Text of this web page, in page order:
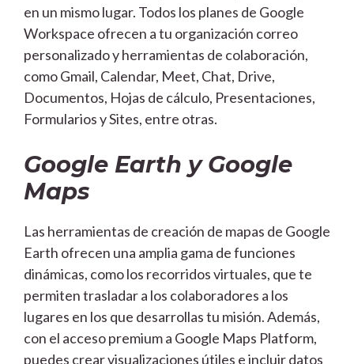
en un mismo lugar. Todos los planes de Google
Workspace ofrecen a tu organización correo
personalizado y herramientas de colaboración,
como Gmail, Calendar, Meet, Chat, Drive,
Documentos, Hojas de cálculo, Presentaciones,
Formularios y Sites, entre otras.
Google Earth y Google
Maps
Las herramientas de creación de mapas de Google
Earth ofrecen una amplia gama de funciones
dinámicas, como los recorridos virtuales, que te
permiten trasladar a los colaboradores a los
lugares en los que desarrollas tu misión. Además,
con el acceso premium a Google Maps Platform,
puedes crear visualizaciones útiles e incluir datos